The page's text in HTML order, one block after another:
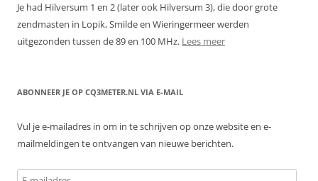
Je had Hilversum 1 en 2 (later ook Hilversum 3), die door grote
zendmasten in Lopik, Smilde en Wieringermeer werden
uitgezonden tussen de 89 en 100 MHz. Lees meer
ABONNEER JE OP CQ3METER.NL VIA E-MAIL
Vul je e-mailadres in om in te schrijven op onze website en e-
mailmeldingen te ontvangen van nieuwe berichten.
E-